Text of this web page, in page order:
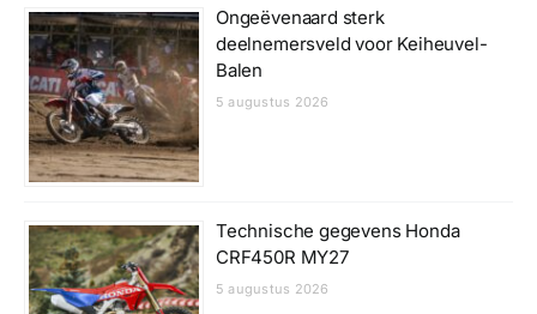
Ongeëvenaard sterk
deelnemersveld voor Keiheuvel-
Balen
5 augustus 2026
Technische gegevens Honda
CRF450R MY27
5 augustus 2026